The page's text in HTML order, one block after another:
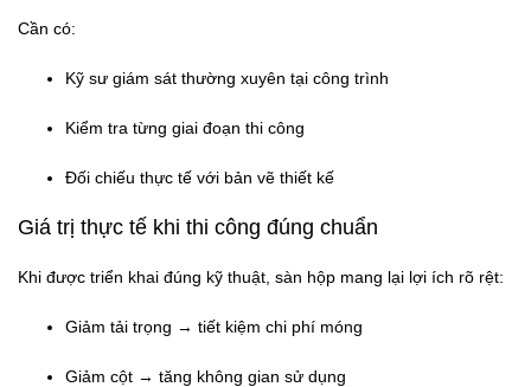
Cần có:
Kỹ sư giám sát thường xuyên tại công trình
Kiểm tra từng giai đoạn thi công
Đối chiếu thực tế với bản vẽ thiết kế
Giá trị thực tế khi thi công đúng chuẩn
Khi được triển khai đúng kỹ thuật, sàn hộp mang lại lợi ích rõ rệt:
Giảm tải trọng → tiết kiệm chi phí móng
Giảm cột → tăng không gian sử dụng